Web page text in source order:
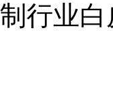
行业